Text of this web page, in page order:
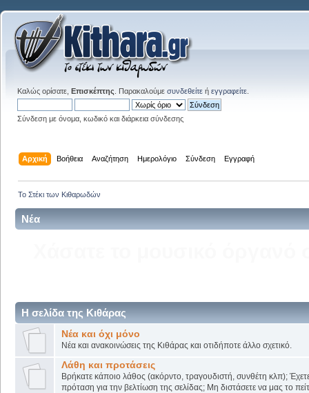
Καλώς ορίσατε, Επισκέπτης . Παρακαλούμε συνδεθείτε ή εγγραφείτε
Σύνδεση με όνομα, κωδικό και διάρκεια σύνδεσης
Αρχική Βοήθεια Αναζήτηση Ημερολόγιο Σύνδεση Εγγραφή
Το Στέκι των Κιθαρωδών
Νέα
Η σελίδα της Κιθάρας
Νέα και όχι μόνο
Νέα και ανακοινώσεις της Κιθάρας και οτιδήποτε άλλο σχετικό.
Λάθη και προτάσεις
Βρήκατε κάποιο λάθος (ακόρντο, τραγουδιστή, συνθέτη κλπ);
πρόταση για την βελτίωση της σελίδας; Μη διστάσετε να μας το